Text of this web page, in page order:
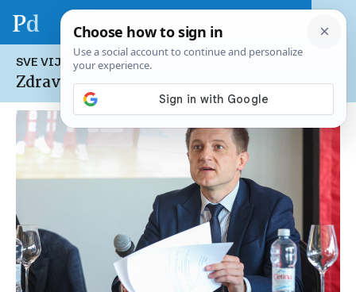
SVE VIJESTI NA TEMU:
Zdravko Marić